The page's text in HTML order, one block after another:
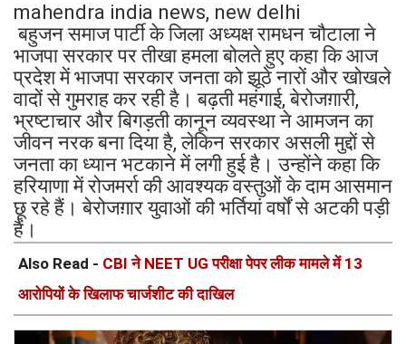
mahendra india news, new delhi
बहुजन समाज पार्टी के जिला अध्यक्ष रामधन चौटाला ने
भाजपा सरकार पर तीखा हमला बोलते हुए कहा कि आज
प्रदेश में भाजपा सरकार जनता को झूठे नारों और खोखले
वादों से गुमराह कर रही है। बढ़ती महंगाई, बेरोजग़ारी,
भ्रष्टाचार और बिगड़ती कानून व्यवस्था ने आमजन का
जीवन नरक बना दिया है, लेकिन सरकार असली मुद्दों से
जनता का ध्यान भटकाने में लगी हुई है। उन्होंने कहा कि
हरियाणा में रोजमर्रा की आवश्यक वस्तुओं के दाम आसमान
छू रहे हैं। बेरोजग़ार युवाओं की भर्तियां वर्षों से अटकी पड़ी
हैं।
Also Read - CBI ने NEET UG परीक्षा पेपर लीक मामले में 13
आरोपियों के खिलाफ चार्जशीट की दाखिल